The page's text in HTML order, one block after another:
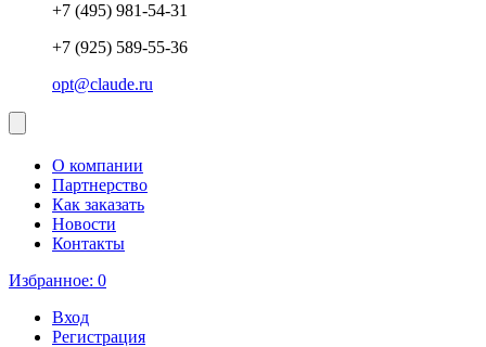
+7 (495) 981-54-31
+7 (925) 589-55-36
opt@claude.ru
О компании
Партнерство
Как заказать
Новости
Контакты
Избранное: 0
Вход
Регистрация